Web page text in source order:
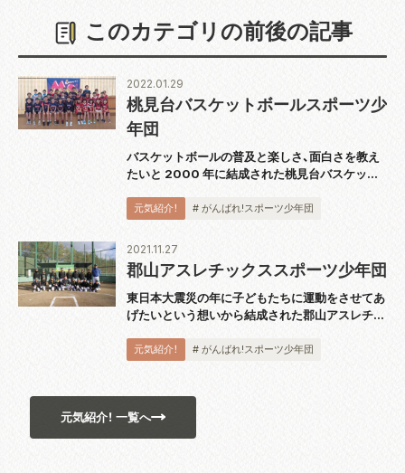
このカテゴリの前後の記事
桃見台バスケットボールスポーツ少
年団
バスケットボールの普及と楽しさ、面白さを教え
たいと 2000 年に結成された桃見台バスケット
命」をチームスローガンに小学1 ～ 6年生 35 名で
元気紹介！ # がんばれ!スポーツ少年団
2022.01.29
郡山アスレチックススポーツ少年団
東日本大震災の年に子どもたちに運動をさせてあ
げたいという想いから結成された郡山アスレチッ
迎えた軟式野球チームです。団員は小学 2 ～ 6 年
元気紹介！ # がんばれ!スポーツ少年団
2021.11.27
元気紹介！ 一覧へ